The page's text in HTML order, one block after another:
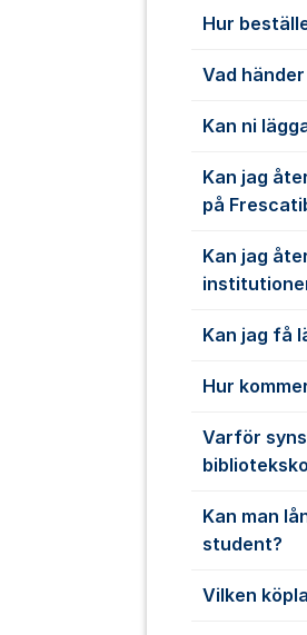
Hur
Vad
Kan ni
Kan jag
på
Kan jag
Kan jag få
Hur
Varför
Kan man
student?
Vilken